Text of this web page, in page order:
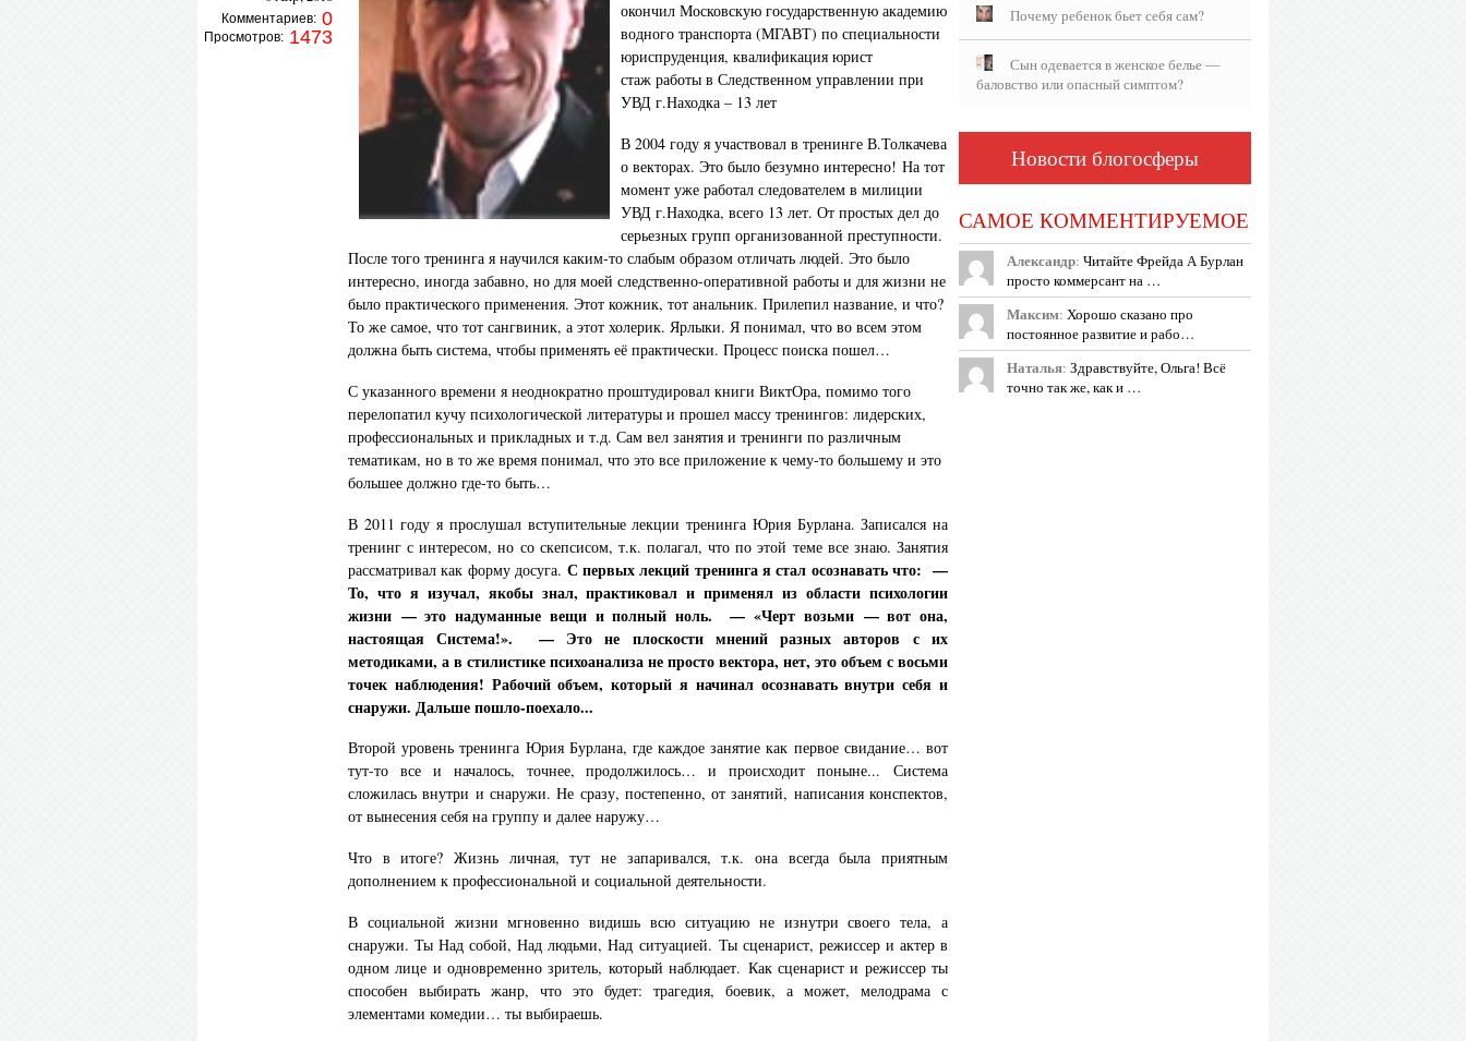
окончил Московскую государственную академию
водного транспорта (МГАВТ) по специальности
юриспруденция, квалификация юрист
стаж работы в Следственном управлении при
УВД г.Находка – 13 лет
В 2004 году я участвовал в тренинге В.Толкачева
о векторах. Это было безумно интересно! На тот
момент уже работал следователем в милиции
УВД г.Находка, всего 13 лет. От простых дел до
серьезных групп организованной преступности.
После того тренинга я научился каким-то слабым образом отличать людей. Это было
интересно, иногда забавно, но для моей следственно-оперативной работы и для жизни не
было практического применения. Этот кожник, тот анальник. Прилепил название, и что?
То же самое, что тот сангвиник, а этот холерик. Ярлыки. Я понимал, что во всем этом
должна быть система, чтобы применять её практически. Процесс поиска пошел…
С указанного времени я неоднократно проштудировал книги ВиктОра, помимо того
перелопатил кучу психологической литературы и прошел массу тренингов: лидерских,
профессиональных и прикладных и т.д. Сам вел занятия и тренинги по различным
тематикам, но в то же время понимал, что это все приложение к чему-то большему и это
большее должно где-то быть…
В 2011 году я прослушал вступительные лекции тренинга Юрия Бурлана. Записался на
тренинг с интересом, но со скепсисом, т.к. полагал, что по этой теме все знаю. Занятия
рассматривал как форму досуга. С первых лекций тренинга я стал осознавать что: —
То, что я изучал, якобы знал, практиковал и применял из области психологии
жизни — это надуманные вещи и полный ноль.
— «Черт возьми — вот она,
настоящая Система!».
— Это не плоскости мнений разных авторов с их
методиками, а в стилистике психоанализа не просто вектора, нет, это объем с восьми
точек наблюдения! Рабочий объем, который я начинал осознавать внутри себя и
снаружи. Дальше пошло-поехало...
Второй уровень тренинга Юрия Бурлана, где каждое занятие как первое свидание… вот
тут-то все и началось, точнее, продолжилось… и происходит поныне... Система
сложилась внутри и снаружи. Не сразу, постепенно, от занятий, написания конспектов,
от вынесения себя на группу и далее наружу…
Что в итоге? Жизнь личная, тут не запаривался, т.к. она всегда была приятным
дополнением к профессиональной и социальной деятельности.
В социальной жизни мгновенно видишь всю ситуацию не изнутри своего тела, а
снаружи. Ты Над собой, Над людьми, Над ситуацией. Ты сценарист, режиссер и актер в
одном лице и одновременно зритель, который наблюдает. Как сценарист и режиссер ты
способен выбирать жанр, что это будет: трагедия, боевик, а может, мелодрама с
элементами комедии… ты выбираешь.
Комментариев: 0
Просмотров: 1473
Почему ребенок бьет себя сам?
Сын одевается в женское белье —
баловство или опасный симптом?
Новости блогосферы
САМОЕ КОММЕНТИРУЕМОЕ
Александр: Читайте Фрейда А Бурлан
просто коммерсант на …
Максим: Хорошо сказано про
постоянное развитие и рабо…
Наталья: Здравствуйте, Ольга! Всё
точно так же, как и …